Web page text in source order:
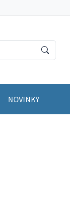
NOVINKY